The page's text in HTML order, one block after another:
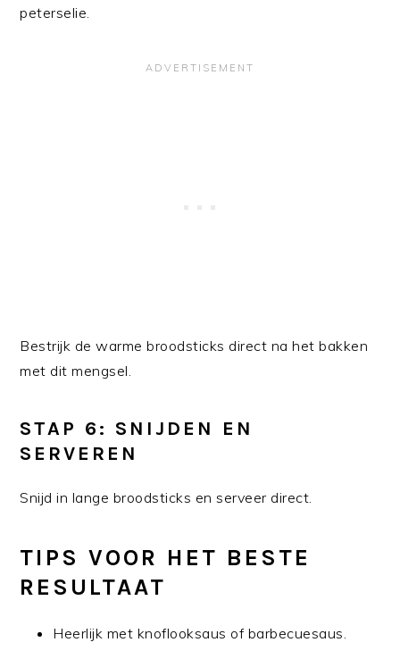
peterselie.
Bestrijk de warme broodsticks direct na het bakken
met dit mengsel.
STAP 6: SNIJDEN EN
SERVEREN
Snijd in lange broodsticks en serveer direct.
TIPS VOOR HET BESTE
RESULTAAT
Heerlijk met knoflooksaus of barbecuesaus.